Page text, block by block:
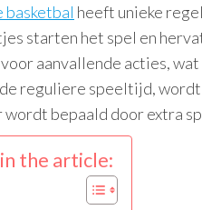
basketbal heeft unieke
starten het spel en
aanvallende acties,
reguliere speeltijd,
wordt bepaald door extra
the article: